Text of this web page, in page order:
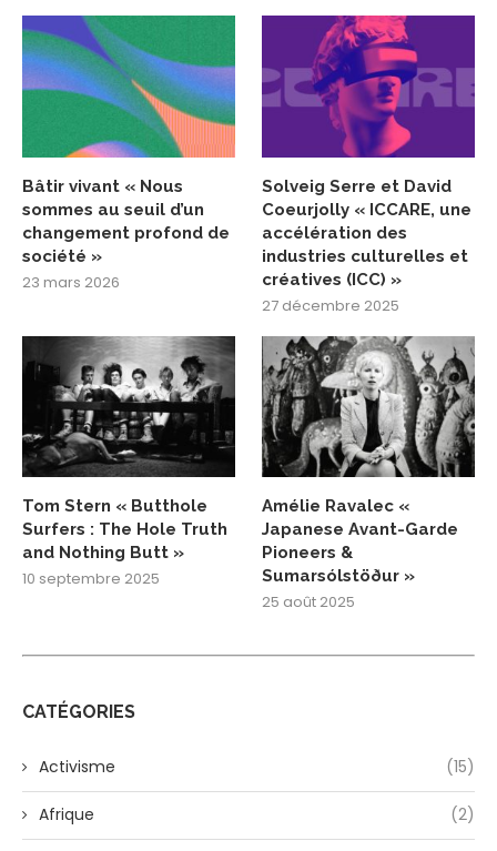
Bâtir vivant « Nous
sommes au seuil d’un
changement profond de
société »
23 mars 2026
Solveig Serre et David
Coeurjolly « ICCARE, une
accélération des
industries culturelles et
créatives (ICC) »
27 décembre 2025
Tom Stern « Butthole
Surfers : The Hole Truth
and Nothing Butt »
10 septembre 2025
Amélie Ravalec «
Japanese Avant-Garde
Pioneers &
Sumarsólstöður »
25 août 2025
CATÉGORIES
Activisme (15)
Afrique (2)